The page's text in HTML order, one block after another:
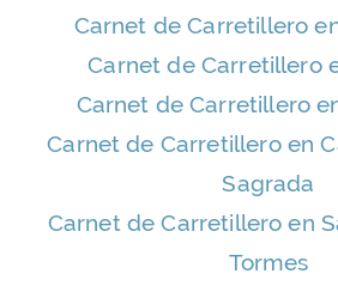
Carnet de Carretillero
Carnet de Carretillero
Carnet de Carretillero
Carnet de Carretillero en
Sagrada
Carnet de Carretillero en
Tormes